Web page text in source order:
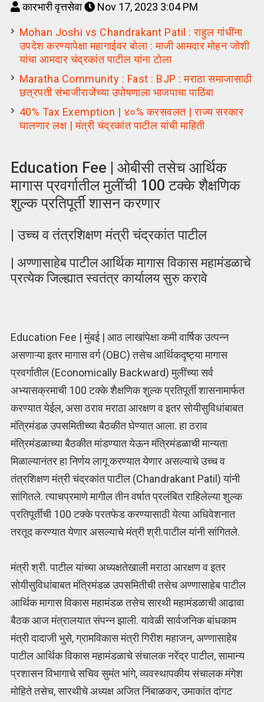
कारभारी वृत्तसेवा Nov 17, 2023 3:04 PM
Mohan Joshi vs Chandrakant Patil : राहुल गांधींना
उपदेश करण्यापेक्षा महागाईवर बोला : माजी आमदार मोहन जोशी
यांचा आमदार चंद्रकांत पाटील यांना टोला
Maratha Community : Fast : BJP : मराठा समाजासाठी
छत्रपती संभाजीराजेंच्या उपोषणाला भाजपाचा पाठिंबा
40% Tax Exemption | ४०% करसवलत | राज्य सरकार
घालणार लक्ष | मंत्री चंद्रकांत पाटील यांची माहिती
Education Fee | ओबीसी तसेच आर्थिक
मागास प्रवर्गातील मुलींची 100 टक्के शैक्षणिक
शुल्क प्रतिपूर्ती शासन करणार
| उच्च व तंत्रशिक्षण मंत्री चंद्रकांत पाटील
| अण्णासाहेब पाटील आर्थिक मागास विकास महामंडळाचे
प्रत्येक जिल्ह्यात स्वतंत्र कार्यालय सुरु करावे
Education Fee | मुंबई | आठ लाखांपेक्षा कमी वार्षिक उत्पन्न
असणाऱ्या इतर मागास वर्ग (OBC) तसेच आर्थिकदृष्ट्या मागास
प्रवर्गातील (Economically Backward) मुलींच्या सर्व
अभ्यासक्रमाची 100 टक्के शैक्षणिक शुल्क प्रतिपूर्ती शासनामार्फत
करण्यात येईल, असा ठराव मराठा आरक्षण व इतर सोयीसुविधांबाबत
मंत्रिमंडळ उपसमितीच्या बैठकीत घेण्यात आला. हा ठराव
मंत्रिमंडळाच्या बैठकीत मांडण्यात येऊन मंत्रिमंडळाची मान्यता
मिळाल्यानंतर हा निर्णय लागू करण्यात येणार असल्याचे उच्च व
तंत्रशिक्षण मंत्री चंद्रकांत पाटील (Chandrakant Patil) यांनी
सांगितले. त्याचप्रमाणे मागील तीन वर्षात प्रलंबित राहिलेल्या शुल्क
प्रतिपूर्तीची 100 टक्के परतफेड करण्यासाठी येत्या अधिवेशनात
तरतूद करण्यात येणार असल्याचे मंत्री श्री.पाटील यांनी सांगितले.
मंत्री श्री. पाटील यांच्या अध्यक्षतेखाली मराठा आरक्षण व इतर
सोयीसुविधांबाबत मंत्रिमंडळ उपसमितीची तसेच अण्णासाहेब पाटील
आर्थिक मागास विकास महामंडळ तसेच सारथी महामंडळाची आढावा
बैठक आज मंत्रालयात संपन्न झाली. यावेळी सार्वजनिक बांधकाम
मंत्री दादाजी भुसे, ग्रामविकास मंत्री गिरीश महाजन, अण्णासाहेब
पाटील आर्थिक विकास महामंडळाचे संचालक नरेंद्र पाटील, सामान्य
प्रशासन विभागाचे सचिव सुमंत भांगे, व्यवस्थापकीय संचालक मंगेश
मोहिते तसेच, सारथीचे अध्यक्ष अजित निंबाळकर, उमाकांत दांगट